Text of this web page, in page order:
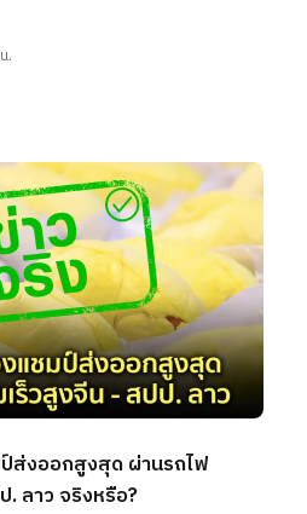
.
ส่งออกสูงสุด ผ่านรถไฟ
. ลาว จริงหรือ?